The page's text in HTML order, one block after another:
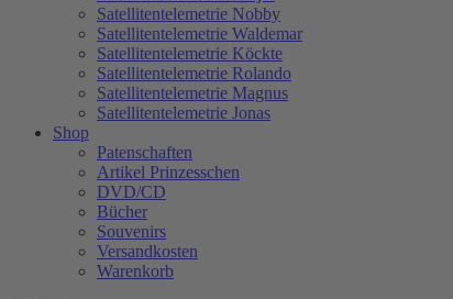
Satellitentelemetrie Nobby
Satellitentelemetrie Waldemar
Satellitentelemetrie Köckte
Satellitentelemetrie Rolando
Satellitentelemetrie Magnus
Satellitentelemetrie Jonas
Shop
Patenschaften
Artikel Prinzesschen
DVD/CD
Bücher
Souvenirs
Versandkosten
Warenkorb